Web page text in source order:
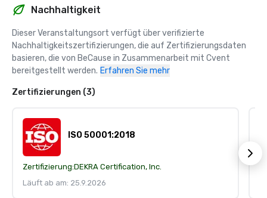
Nachhaltigkeit
Dieser Veranstaltungsort verfügt über verifizierte
Nachhaltigkeitszertifizierungen, die auf Zertifizierungsdaten
basieren, die von BeCause in Zusammenarbeit mit Cvent
bereitgestellt werden. Erfahren Sie mehr
Zertifizierungen (3)
ISO 50001:2018
Zertifizierung:DEKRA Certification, Inc.
Läuft ab am: 25.9.2026